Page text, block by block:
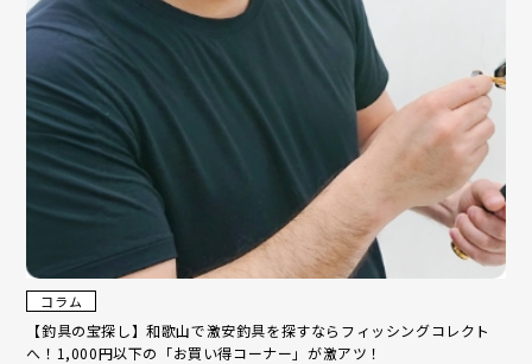
コラム
【釣具の宝探し】和歌山で激安釣具を探すならフィッシングコレクト
へ！1,000円以下の「お買い得コーナー」が激アツ！